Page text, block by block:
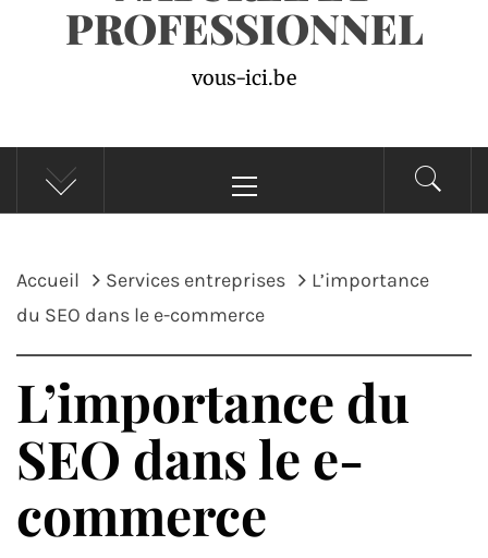
PROFESSIONNEL
vous-ici.be
principal
Accueil Services entreprises
L’importance
du SEO dans le e-commerce
L’importance du
SEO dans le e-
commerce